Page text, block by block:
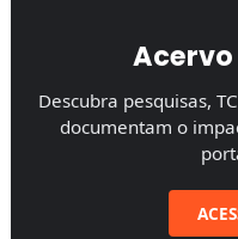
Descubra pesquisas,
documentam o